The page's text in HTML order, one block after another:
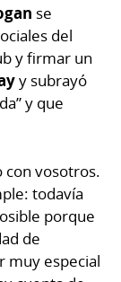
se
del
y firmar un
y subrayó
y que
con vosotros.
todavía
porque
de
muy especial